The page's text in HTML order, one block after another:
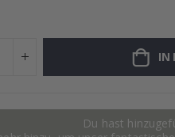
IN
Du hast